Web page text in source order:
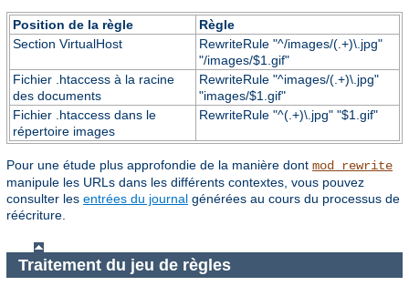
Position de la règle
Règle
Section VirtualHost
RewriteRule "^/images/(.+)\.jpg"
"/images/$1.gif"
Fichier .htaccess à la racine
des documents
RewriteRule "^images/(.+)\.jpg"
"images/$1.gif"
Fichier .htaccess dans le
répertoire images
RewriteRule "^(.+)\.jpg" "$1.gif"
Pour une étude plus approfondie de la manière dont mod_rewrite
manipule les URLs dans les différents contextes, vous pouvez
consulter les entrées du journal générées au cours du processus de
réécriture.
Traitement du jeu de règles